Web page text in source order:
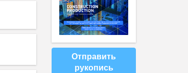
Отправить
рукопись